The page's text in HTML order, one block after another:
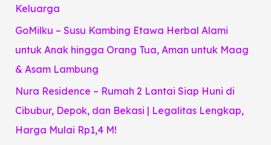
o
r
:
Keluarga
GoMilku – Susu Kambing Etawa Herbal Alami
untuk Anak hingga Orang Tua, Aman untuk Maag
& Asam Lambung
Nura Residence – Rumah 2 Lantai Siap Huni di
Cibubur, Depok, dan Bekasi | Legalitas Lengkap,
Harga Mulai Rp1,4 M!